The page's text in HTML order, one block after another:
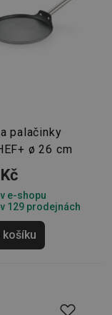
palačinky
ø 26 cm
e-shopu
129 prodejnách
košíku